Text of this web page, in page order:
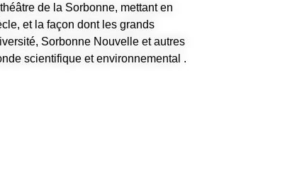
de la Sorbonne, mettant en
et la façon dont les grands
Sorbonne Nouvelle et autres
scientifique et environnemental .